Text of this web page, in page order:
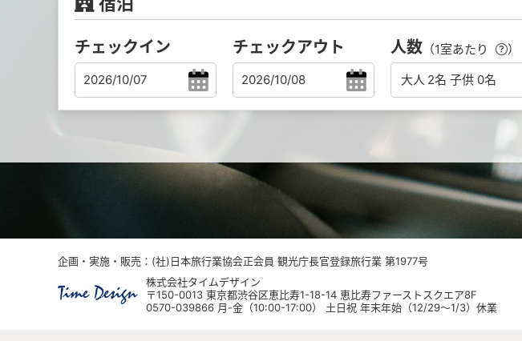
チェックイン チェックアウト 人数 （1室あたり ）
企画・実施・販売：(社)日本旅行業協会正会員 観光庁長官登録旅行業 第1977号
株式会社タイムデザイン
〒150-0013 東京都渋谷区恵比寿1-18-14 恵比寿ファーストスクエア8F
0570-039866 月-金（10:00-17:00） 土日祝 年末年始（12/29～1/3）休業